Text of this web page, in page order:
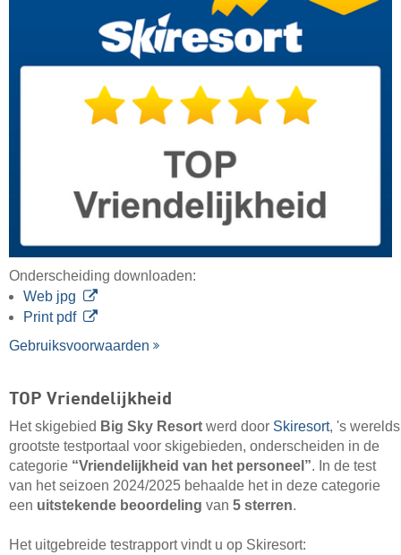
Onderscheiding downloaden:
Web jpg
Print pdf
Gebruiksvoorwaarden
TOP Vriendelijkheid
Het skigebied Big Sky Resort werd door Skiresort, 's werelds
grootste testportaal voor skigebieden, onderscheiden in de
categorie “Vriendelijkheid van het personeel”. In de test
van het seizoen 2024/2025 behaalde het in deze categorie
een uitstekende beoordeling van 5 sterren.
Het uitgebreide testrapport vindt u op Skiresort: